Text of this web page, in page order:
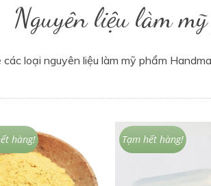
Nguyên liệu làm
các loại nguyên liệu làm mỹ phẩm
hàng! Tạm hết hàng!